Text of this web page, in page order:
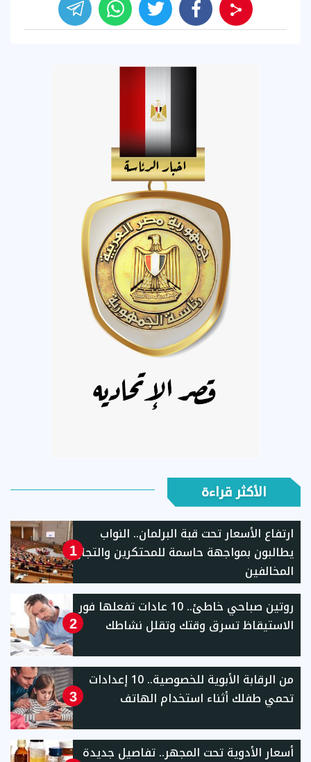
الأكثر قراءة
1
ارتفاع الأسعار تحت قبة البرلمان.. النواب
يطالبون بمواجهة حاسمة للمحتكرين والتجار
المخالفين
2
روتين صباحي خاطئ.. 10 عادات تفعلها فور
الاستيقاظ تسرق وقتك وتقلل نشاطك
3
من الرقابة الأبوية للخصوصية.. 10 إعدادات
تحمي طفلك أثناء استخدام الهاتف
أسعار الأدوية تحت المجهر.. تفاصيل جديدة